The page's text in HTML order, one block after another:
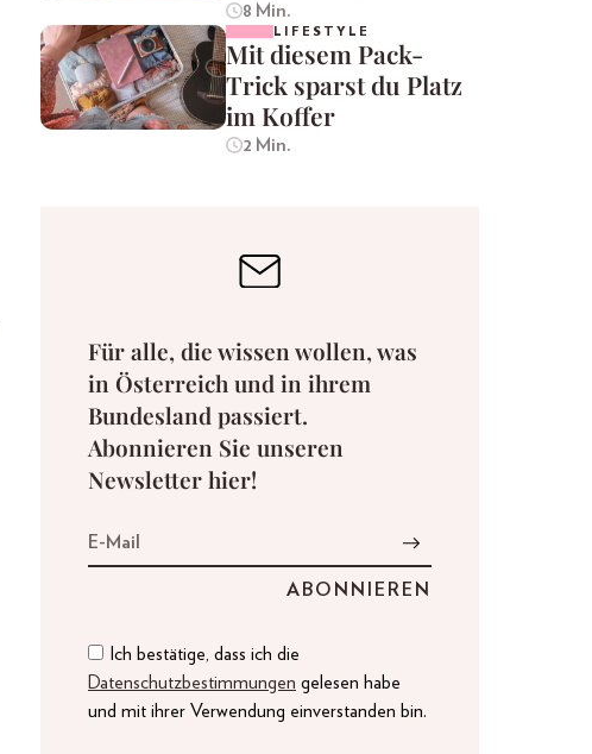
8 Min.
LIFESTYLE
Mit diesem Pack-
Trick sparst du Platz
im Koffer
2 Min.
Für alle, die wissen wollen, was
in Österreich und in ihrem
Bundesland passiert.
Abonnieren Sie unseren
Newsletter hier!
Ich bestätige, dass ich die
Datenschutzbestimmungen gelesen habe
und mit ihrer Verwendung einverstanden bin.